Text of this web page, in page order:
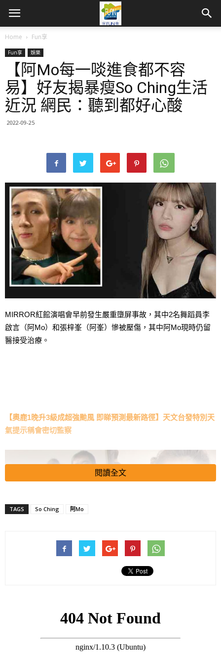
Home Fun享
Fun享 娛樂
【阿Mo每一啖進食都不容
易】好友揭暴瘦So Ching生活
近況 網民：聽到都好心酸
2022-09-25
MIRROR紅館演唱會早前發生嚴重墮屏事故，其中2名舞蹈員李
啟言（阿Mo）和張梓峯（阿峯）慘被壓傷，其中阿Mo現時仍留
醫接受治療。
【奧鹿1晚升3級成超強颱風 即睇預測最新路徑】天文台發特別天
氣提示稱會密切監察
李盛林指阿Mo現時雖可自主呼吸，但暫時未能自主咳嗽，仍需接
搜尋 Travel
閱讀全文
TAGS So Ching 阿Mo